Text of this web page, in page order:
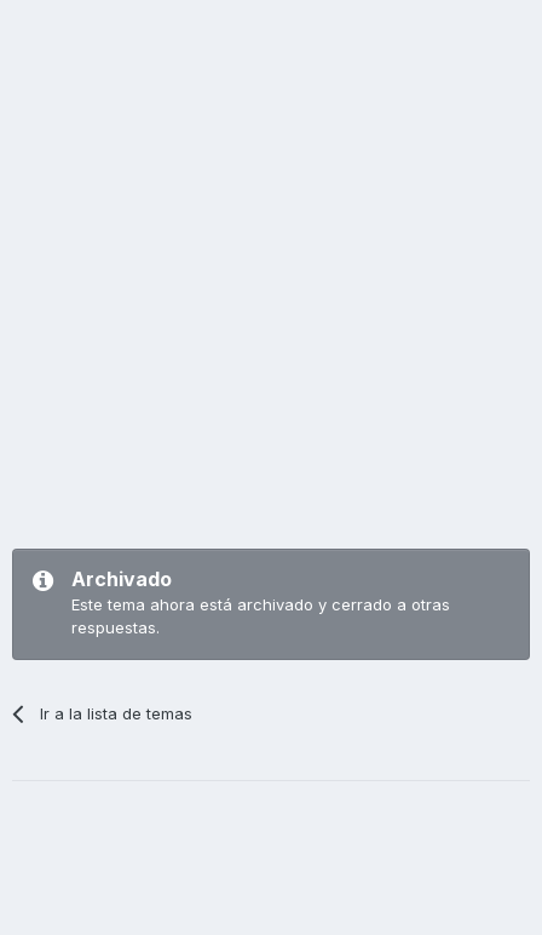
Archivado
Este tema ahora está archivado y cerrado a otras
respuestas.
Ir a la lista de temas